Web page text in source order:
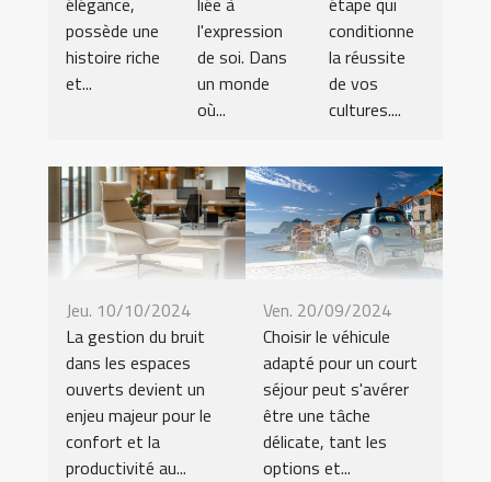
possède une
histoire riche
et...
l'expression
de soi. Dans
un monde
où...
conditionne
la réussite
de vos
cultures....
Jeu. 10/10/2024
La gestion du bruit
dans les espaces
ouverts devient un
enjeu majeur pour le
confort et la
productivité au...
Ven. 20/09/2024
Choisir le véhicule
adapté pour un court
séjour peut s'avérer
être une tâche
délicate, tant les
options et...